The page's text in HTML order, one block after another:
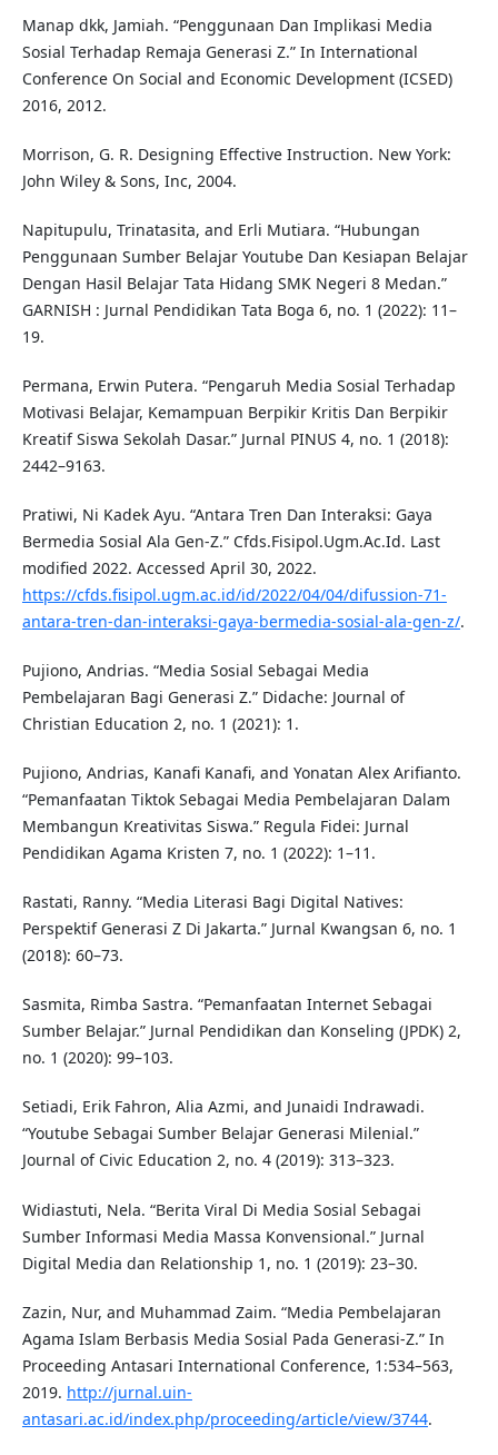
Manap dkk, Jamiah. “Penggunaan Dan Implikasi Media
Sosial Terhadap Remaja Generasi Z.” In International
Conference On Social and Economic Development (ICSED)
2016, 2012.
Morrison, G. R. Designing Effective Instruction. New York:
John Wiley & Sons, Inc, 2004.
Napitupulu, Trinatasita, and Erli Mutiara. “Hubungan
Penggunaan Sumber Belajar Youtube Dan Kesiapan Belajar
Dengan Hasil Belajar Tata Hidang SMK Negeri 8 Medan.”
GARNISH : Jurnal Pendidikan Tata Boga 6, no. 1 (2022): 11–
19.
Permana, Erwin Putera. “Pengaruh Media Sosial Terhadap
Motivasi Belajar, Kemampuan Berpikir Kritis Dan Berpikir
Kreatif Siswa Sekolah Dasar.” Jurnal PINUS 4, no. 1 (2018):
2442–9163.
Pratiwi, Ni Kadek Ayu. “Antara Tren Dan Interaksi: Gaya
Bermedia Sosial Ala Gen-Z.” Cfds.Fisipol.Ugm.Ac.Id. Last
modified 2022. Accessed April 30, 2022.
https://cfds.fisipol.ugm.ac.id/id/2022/04/04/difussion-71-
antara-tren-dan-interaksi-gaya-bermedia-sosial-ala-gen-z/.
Pujiono, Andrias. “Media Sosial Sebagai Media
Pembelajaran Bagi Generasi Z.” Didache: Journal of
Christian Education 2, no. 1 (2021): 1.
Pujiono, Andrias, Kanafi Kanafi, and Yonatan Alex Arifianto.
“Pemanfaatan Tiktok Sebagai Media Pembelajaran Dalam
Membangun Kreativitas Siswa.” Regula Fidei: Jurnal
Pendidikan Agama Kristen 7, no. 1 (2022): 1–11.
Rastati, Ranny. “Media Literasi Bagi Digital Natives:
Perspektif Generasi Z Di Jakarta.” Jurnal Kwangsan 6, no. 1
(2018): 60–73.
Sasmita, Rimba Sastra. “Pemanfaatan Internet Sebagai
Sumber Belajar.” Jurnal Pendidikan dan Konseling (JPDK) 2,
no. 1 (2020): 99–103.
Setiadi, Erik Fahron, Alia Azmi, and Junaidi Indrawadi.
“Youtube Sebagai Sumber Belajar Generasi Milenial.”
Journal of Civic Education 2, no. 4 (2019): 313–323.
Widiastuti, Nela. “Berita Viral Di Media Sosial Sebagai
Sumber Informasi Media Massa Konvensional.” Jurnal
Digital Media dan Relationship 1, no. 1 (2019): 23–30.
Zazin, Nur, and Muhammad Zaim. “Media Pembelajaran
Agama Islam Berbasis Media Sosial Pada Generasi-Z.” In
Proceeding Antasari International Conference, 1:534–563,
2019. http://jurnal.uin-
antasari.ac.id/index.php/proceeding/article/view/3744.